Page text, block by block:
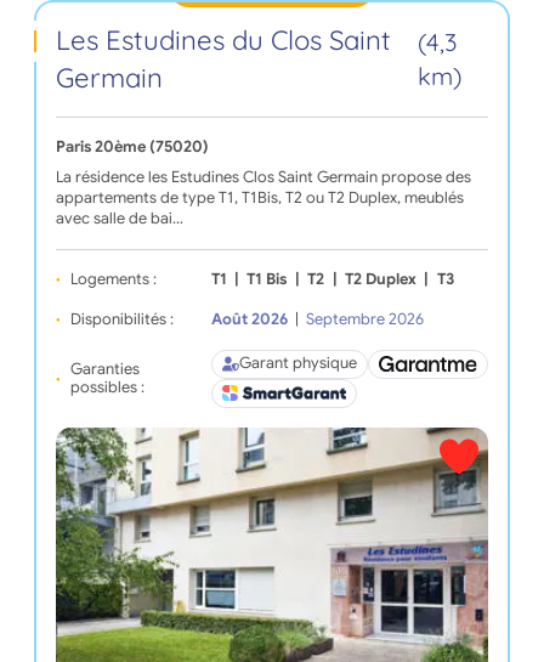
Les Estudines du Clos Saint
Germain
(4,3
km)
Paris 20ème (75020)
La résidence les Estudines Clos Saint Germain propose des
appartements de type T1, T1Bis, T2 ou T2 Duplex, meublés
avec salle de bai…
Logements : T1 | T1 Bis | T2 | T2 Duplex | T3
Disponibilités : Août 2026 | Septembre 2026
Garanties
possibles :
Garant physique